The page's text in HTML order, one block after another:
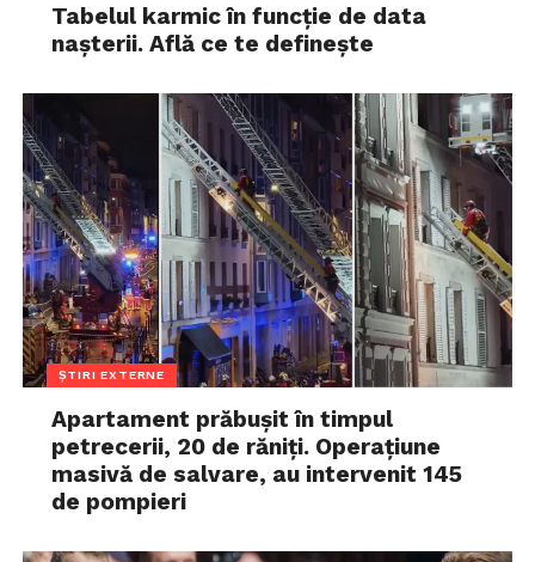
Tabelul karmic în funcție de data
nașterii. Află ce te definește
ȘTIRI EXTERNE
Apartament prăbușit în timpul
petrecerii, 20 de răniți. Operațiune
masivă de salvare, au intervenit 145
de pompieri